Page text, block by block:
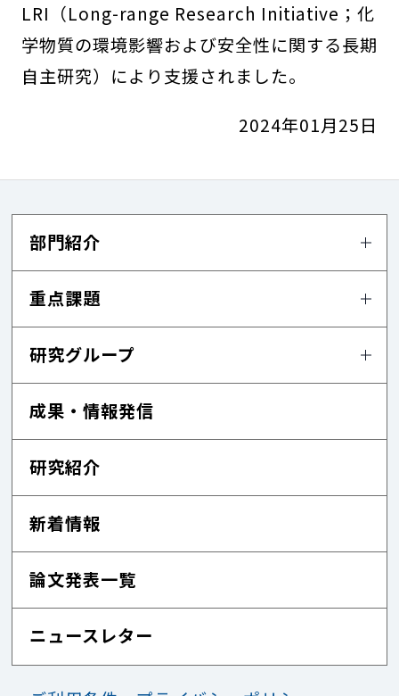
LRI（Long-range Research Initiative；化
学物質の環境影響および安全性に関する長期
自主研究）により支援されました。
2024年01月25日
部門紹介
重点課題
研究グループ
成果・情報発信
研究紹介
新着情報
論文発表一覧
ニュースレター